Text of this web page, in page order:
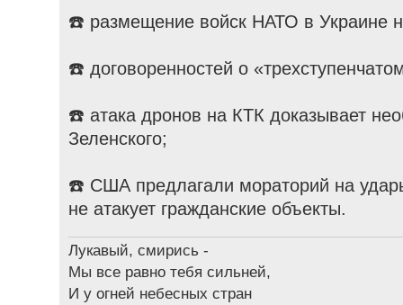
☎️ размещение войск НАТО в Украине
☎️ договоренностей о
☎️ атака дронов на КТК доказывает
Зеленского;
☎️ США предлагали мораторий на
не атакует гражданские объекты.
Лукавый, смирись -
Мы все равно тебя сильней,
И у огней небесных стран